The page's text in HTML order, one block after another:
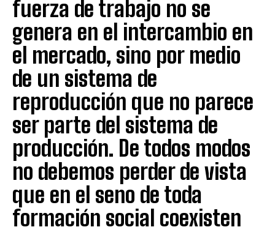
fuerza de trabajo no se
genera en el intercambio en
el mercado, sino por medio
de un sistema de
reproducción que no parece
ser parte del sistema de
producción. De todos modos
no debemos perder de vista
que en el seno de toda
formación social coexisten